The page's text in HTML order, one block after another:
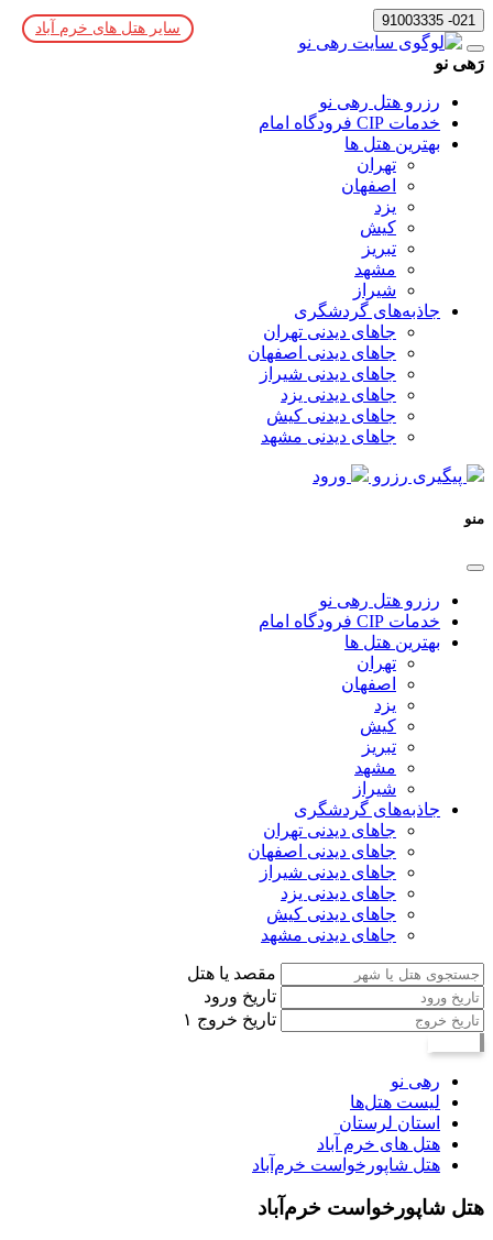
021- 91003335
رَهی نو
رزرو هتل رهی نو
خدمات CIP فرودگاه امام
بهترین هتل ها
تهران
اصفهان
یزد
کیش
تبریز
مشهد
شیراز
جاذبه‌های گردشگری
جاهای دیدنی تهران
جاهای دیدنی اصفهان
جاهای دیدنی شیراز
جاهای دیدنی یزد
جاهای دیدنی کیش
جاهای دیدنی مشهد
پیگیری رزرو ورود
منو
رزرو هتل رهی نو
خدمات CIP فرودگاه امام
بهترین هتل ها
تهران
اصفهان
یزد
کیش
تبریز
مشهد
شیراز
جاذبه‌های گردشگری
جاهای دیدنی تهران
جاهای دیدنی اصفهان
جاهای دیدنی شیراز
جاهای دیدنی یزد
جاهای دیدنی کیش
جاهای دیدنی مشهد
مقصد یا هتل
تاریخ ورود
تاریخ خروج ۱
رهی نو
لیست هتل‌ها
استان لرستان
هتل های خرم ‌آباد
هتل شاپورخواست خرم‌آباد
هتل شاپورخواست خرم‌آباد
سایر هتل های خرم ‌آباد